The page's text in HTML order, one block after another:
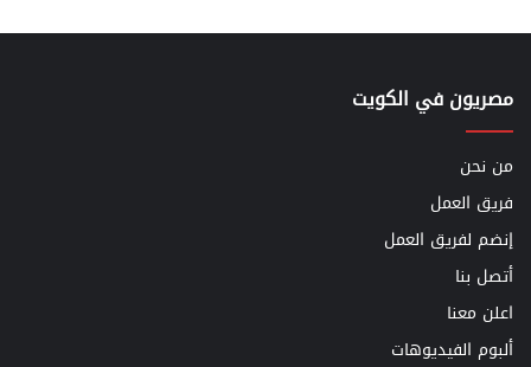
مصريون في الكويت
من نحن
فريق العمل
إنضم لفريق العمل
أتصل بنا
اعلن معنا
ألبوم الفيديوهات